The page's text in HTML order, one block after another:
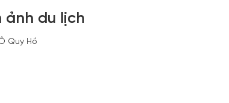
ảnh du lịch